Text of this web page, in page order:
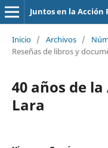
Juntos en la Acción
Inicio / Archivos /
Reseñas de libros y
40 años de
Lara